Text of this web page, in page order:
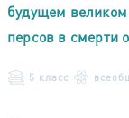
будущем
персов в смерти
5 класс